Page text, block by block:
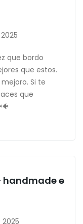
que bordo
que estos.
Si te
que
handmade e